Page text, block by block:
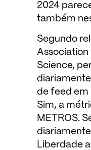
2024
também
Segundo
Association
Science,
de feed em
Sim, a
METROS.
Liberdade